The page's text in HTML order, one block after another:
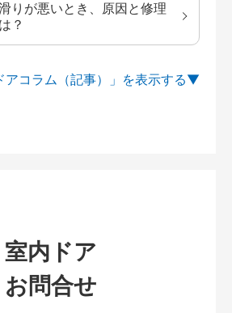
りが悪いとき、原因と修理
？
アコラム（記事）」を
室内ドア
お問合せ